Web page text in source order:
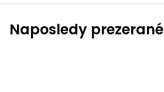
Naposledy prezerané